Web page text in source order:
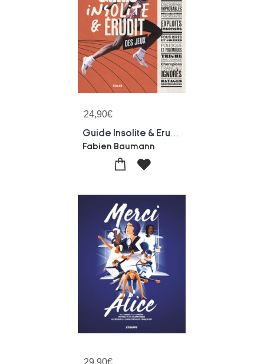
24,90€
Fabien Baumann
29,90€